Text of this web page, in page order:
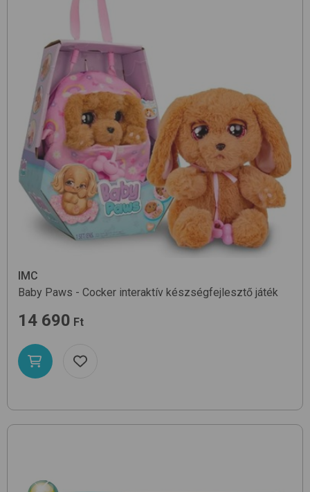
IMC
Baby Paws - Cocker interaktív készségfejlesztő játék
14 690 Ft